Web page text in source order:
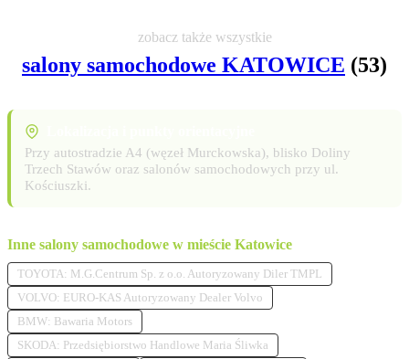
zobacz także wszystkie
salony samochodowe KATOWICE (53)
Przy autostradzie A4 (węzeł Murckowska), blisko Doliny
Trzech Stawów oraz salonów samochodowych przy ul.
Kościuszki.
Inne salony samochodowe w mieście Katowice
TOYOTA: M.G.Centrum Sp. z o.o. Autoryzowany Diler TMPL
VOLVO: EURO-KAS Autoryzowany Dealer Volvo
BMW: Bawaria Motors
SKODA: Przedsiębiorstwo Handlowe Maria Śliwka